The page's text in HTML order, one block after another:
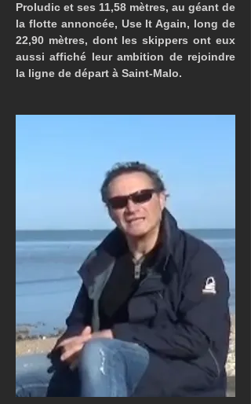
Proludic et ses 11,58 mètres, au géant de
la flotte annoncée, Use It Again, long de
22,90 mètres, dont les skippers ont eux
aussi affiché leur ambition de rejoindre
la ligne de départ à Saint-Malo.